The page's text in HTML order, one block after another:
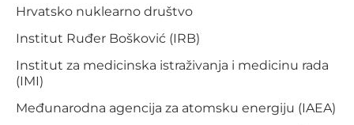
Hrvatsko nuklearno društvo
Institut Ruđer Bošković (IRB)
Institut za medicinska istraživanja i medicinu rada
(IMI)
Međunarodna agencija za atomsku energiju (IAEA)